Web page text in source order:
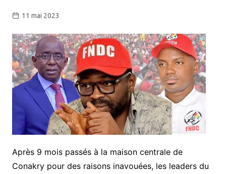
11 mai 2023
Après 9 mois passés à la maison centrale de
Conakry pour des raisons inavouées, les leaders du